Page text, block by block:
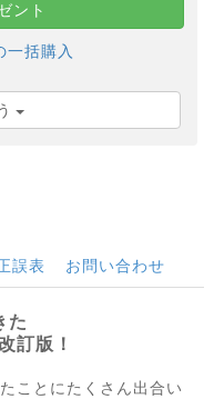
ント
一括購入
誤表 お問い合わせ
た
訂版！
ことにたくさん出合い